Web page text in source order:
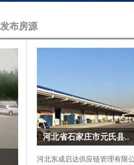
发布房源
河北省石家庄市元氏县..
河北东成启达供应链管理有限